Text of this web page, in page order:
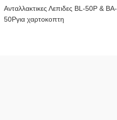
Ανταλλακτικες Λεπιδες BL-50P & BA-
50Pγια χαρτοκοπτη